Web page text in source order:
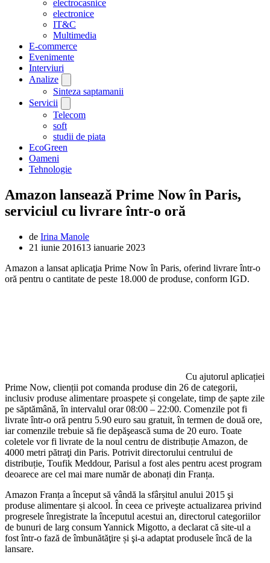
electrocasnice
electronice
IT&C
Multimedia
E-commerce
Evenimente
Interviuri
Analize
Sinteza saptamanii
Servicii
Telecom
soft
studii de piata
EcoGreen
Oameni
Tehnologie
Amazon lansează Prime Now în Paris,
serviciul cu livrare într-o oră
de Irina Manole
21 iunie 201613 ianuarie 2023
Amazon a lansat aplicaţia Prime Now în Paris, oferind livrare într-o
oră pentru o cantitate de peste 18.000 de produse, conform IGD.
Cu ajutorul aplicației
Prime Now, clienții pot comanda produse din 26 de categorii,
inclusiv produse alimentare proaspete și congelate, timp de șapte zile
pe săptămână, în intervalul orar 08:00 – 22:00. Comenzile pot fi
livrate într-o oră pentru 5.90 euro sau gratuit, în termen de două ore,
iar comenzile trebuie să fie depăşească suma de 20 euro. Toate
coletele vor fi livrate de la noul centru de distribuție Amazon, de
4000 metri pătraţi din Paris. Potrivit directorului centrului de
distribuție, Toufik Meddour, Parisul a fost ales pentru acest program
deoarece are cel mai mare număr de abonați din Franța.
Amazon Franța a început să vândă la sfârșitul anului 2015 şi
produse alimentare și alcool. În ceea ce priveşte actualizarea privind
progresele înregistrate la începutul acestui an, directorul categoriilor
de bunuri de larg consum Yannick Migotto, a declarat că site-ul a
fost într-o fază de îmbunătăţire și şi-a adaptat produsele încă de la
lansare.